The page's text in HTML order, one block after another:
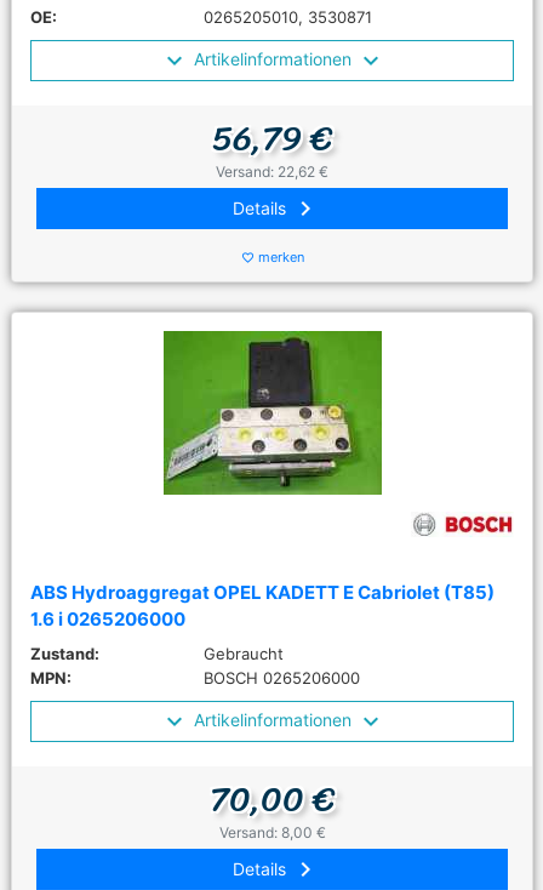
OE:
0265205010, 3530871
Artikelinformationen
56,79 €
Versand: 22,62 €
Details keyboard_arrow_right
favorite_border merken
ABS Hydroaggregat OPEL KADETT E Cabriolet (T85)
1.6 i 0265206000
Zustand:
Gebraucht
MPN:
BOSCH 0265206000
Artikelinformationen
70,00 €
Versand: 8,00 €
Details keyboard_arrow_right